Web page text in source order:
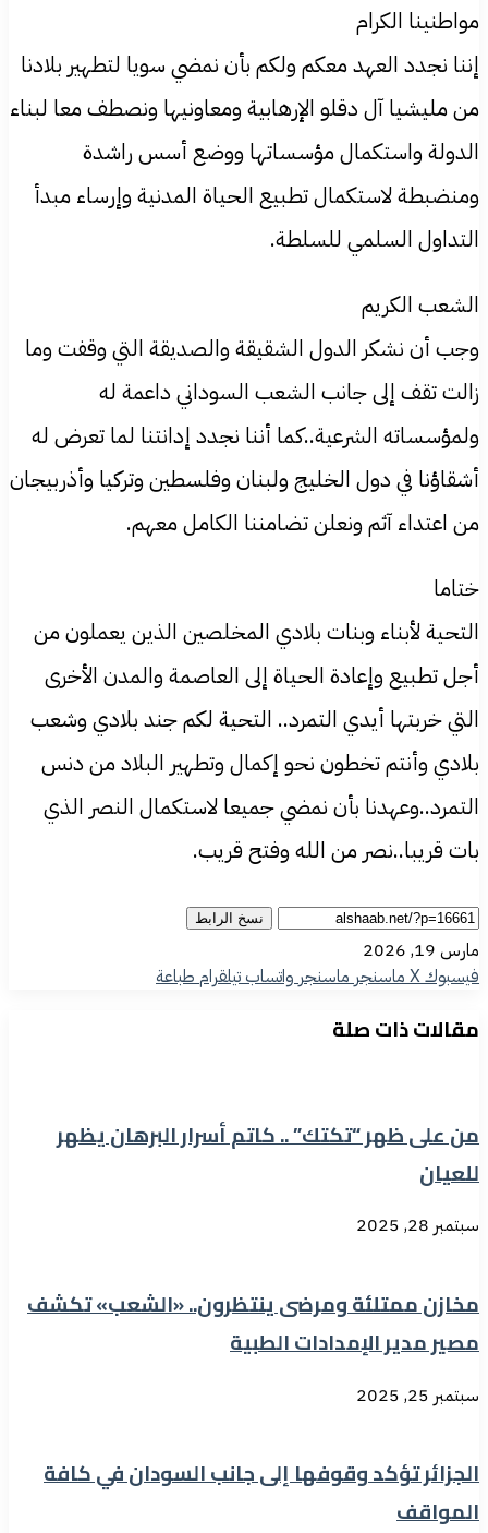
مواطنينا الكرام
إننا نجدد العهد معكم ولكم بأن نمضي سويا لتطهير بلادنا
من مليشيا آل دقلو الإرهابية ومعاونيها ونصطف معا لبناء
الدولة واستكمال مؤسساتها ووضع أسس راشدة
ومنضبطة لاستكمال تطبيع الحياة المدنية وإرساء مبدأ
التداول السلمي للسلطة.
الشعب الكريم
وجب أن نشكر الدول الشقيقة والصديقة التي وقفت وما
زالت تقف إلى جانب الشعب السوداني داعمة له
ولمؤسساته الشرعية..كما أننا نجدد إدانتنا لما تعرض له
أشقاؤنا في دول الخليج ولبنان وفلسطين وتركيا وأذربيجان
من اعتداء آثم ونعلن تضامننا الكامل معهم.
ختاما
التحية لأبناء وبنات بلادي المخلصين الذين يعملون من
أجل تطبيع وإعادة الحياة إلى العاصمة والمدن الأخرى
التي خربتها أيدي التمرد.. التحية لكم جند بلادي وشعب
بلادي وأنتم تخطون نحو إكمال وتطهير البلاد من دنس
التمرد..وعهدنا بأن نمضي جميعا لاستكمال النصر الذي
بات قريبا..نصر من الله وفتح قريب.
نسخ الرابط
مارس 19, 2026
فيسبوك‫Xماسنجر ماسنجر واتسابتيلقرامطباعة
مقالات ذات صلة
من على ظهر “تكتك” .. كاتم أسرار البرهان يظهر
للعيان
سبتمبر 28, 2025
مخازن ممتلئة ومرضى ينتظرون.. «الشعب» تكشف
مصير مدير الإمدادات الطبية
سبتمبر 25, 2025
الجزائر تؤكد وقوفها إلى جانب السودان في كافة
المواقف